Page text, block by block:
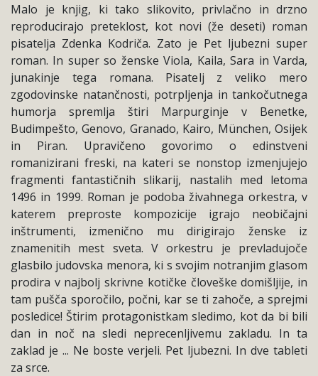
Malo je knjig, ki tako slikovito, privlačno in drzno
reproducirajo preteklost, kot novi (že deseti) roman
pisatelja Zdenka Kodriča. Zato je Pet ljubezni super
roman. In super so ženske Viola, Kaila, Sara in Varda,
junakinje tega romana. Pisatelj z veliko mero
zgodovinske natančnosti, potrpljenja in tankočutnega
humorja spremlja štiri Marpurginje v Benetke,
Budimpešto, Genovo, Granado, Kairo, München, Osijek
in Piran. Upravičeno govorimo o edinstveni
romanizirani freski, na kateri se nonstop izmenjujejo
fragmenti fantastičnih slikarij, nastalih med letoma
1496 in 1999. Roman je podoba živahnega orkestra, v
katerem preproste kompozicije igrajo neobičajni
inštrumenti, izmenično mu dirigirajo ženske iz
znamenitih mest sveta. V orkestru je prevladujoče
glasbilo judovska menora, ki s svojim notranjim glasom
prodira v najbolj skrivne kotičke človeške domišljije, in
tam pušča sporočilo, počni, kar se ti zahoče, a sprejmi
posledice! Štirim protagonistkam sledimo, kot da bi bili
dan in noč na sledi neprecenljivemu zakladu. In ta
zaklad je ... Ne boste verjeli. Pet ljubezni. In dve tableti
za srce.